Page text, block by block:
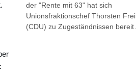
der "Rente mit 63" hat sich
Unionsfraktionschef Thorsten Frei
(CDU) zu Zugeständnissen bereit